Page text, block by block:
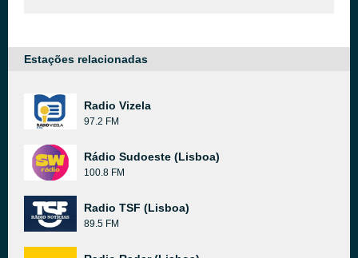
Estações relacionadas
Radio Vizela
97.2 FM
Rádio Sudoeste (Lisboa)
100.8 FM
Radio TSF (Lisboa)
89.5 FM